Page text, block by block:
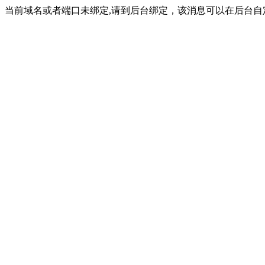
当前域名或者端口未绑定,请到后台绑定，该消息可以在后台自